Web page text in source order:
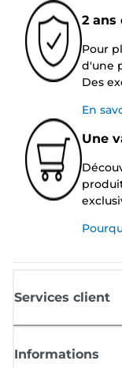
2 ans
Pour
d'une
Des
En
Une
Services client
Informations